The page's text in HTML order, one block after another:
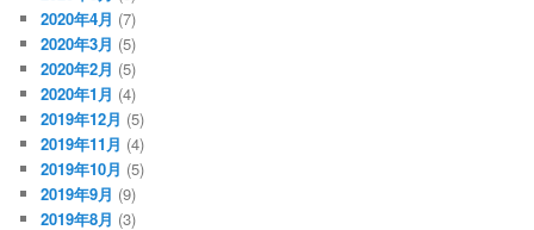
2020年4月 (7)
2020年3月 (5)
2020年2月 (5)
2020年1月 (4)
2019年12月 (5)
2019年11月 (4)
2019年10月 (5)
2019年9月 (9)
2019年8月 (3)